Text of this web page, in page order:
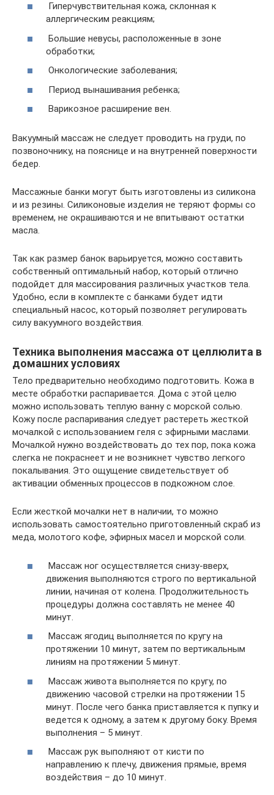
Гиперчувствительная кожа, склонная к
аллергическим реакциям;
Большие невусы, расположенные в зоне
обработки;
Онкологические заболевания;
Период вынашивания ребенка;
Варикозное расширение вен.
Вакуумный массаж не следует проводить на груди, по
позвоночнику, на пояснице и на внутренней поверхности
бедер.
Массажные банки могут быть изготовлены из силикона
и из резины. Силиконовые изделия не теряют формы со
временем, не окрашиваются и не впитывают остатки
масла.
Так как размер банок варьируется, можно составить
собственный оптимальный набор, который отлично
подойдет для массирования различных участков тела.
Удобно, если в комплекте с банками будет идти
специальный насос, который позволяет регулировать
силу вакуумного воздействия.
Техника выполнения массажа от целлюлита в
домашних условиях
Тело предварительно необходимо подготовить. Кожа в
месте обработки распаривается. Дома с этой целю
можно использовать теплую ванну с морской солью.
Кожу после распаривания следует растереть жесткой
мочалкой с использованием геля с эфирными маслами.
Мочалкой нужно воздействовать до тех пор, пока кожа
слегка не покраснеет и не возникнет чувство легкого
покалывания. Это ощущение свидетельствует об
активации обменных процессов в подкожном слое.
Если жесткой мочалки нет в наличии, то можно
использовать самостоятельно приготовленный скраб из
меда, молотого кофе, эфирных масел и морской соли.
Массаж ног осуществляется снизу-вверх,
движения выполняются строго по вертикальной
линии, начиная от колена. Продолжительность
процедуры должна составлять не менее 40
минут.
Массаж ягодиц выполняется по кругу на
протяжении 10 минут, затем по вертикальным
линиям на протяжении 5 минут.
Массаж живота выполняется по кругу, по
движению часовой стрелки на протяжении 15
минут. После чего банка приставляется к пупку и
ведется к одному, а затем к другому боку. Время
выполнения – 5 минут.
Массаж рук выполняют от кисти по
направлению к плечу, движения прямые, время
воздействия – до 10 минут.